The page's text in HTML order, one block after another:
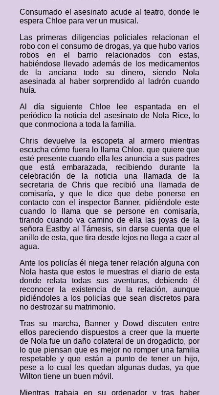
Consumado el asesinato acude al teatro, donde le
espera Chloe para ver un musical.
Las primeras diligencias policiales relacionan el
robo con el consumo de drogas, ya que hubo varios
robos en el barrio relacionados con estas,
habiéndose llevado además de los medicamentos
de la anciana todo su dinero, siendo Nola
asesinada al haber sorprendido al ladrón cuando
huía.
Al día siguiente Chloe lee espantada en el
periódico la noticia del asesinato de Nola Rice, lo
que conmociona a toda la familia.
Chris devuelve la escopeta al armero mientras
escucha cómo fuera lo llama Chloe, que quiere que
esté presente cuando ella les anuncia a sus padres
que está embarazada, recibiendo durante la
celebración de la noticia una llamada de la
secretaria de Chris que recibió una llamada de
comisaría, y que le dice que debe ponerse en
contacto con el inspector Banner, pidiéndole este
cuando lo llama que se persone en comisaría,
tirando cuando va camino de ella las joyas de la
señora Eastby al Támesis, sin darse cuenta que el
anillo de esta, que tira desde lejos no llega a caer al
agua.
Ante los policías él niega tener relación alguna con
Nola hasta que estos le muestras el diario de esta
donde relata todas sus aventuras, debiendo él
reconocer la existencia de la relación, aunque
pidiéndoles a los policías que sean discretos para
no destrozar su matrimonio.
Tras su marcha, Banner y Dowd discuten entre
ellos pareciendo dispuestos a creer que la muerte
de Nola fue un daño colateral de un drogadicto, por
lo que piensan que es mejor no romper una familia
respetable y que están a punto de tener un hijo,
pese a lo cual les quedan algunas dudas, ya que
Wilton tiene un buen móvil.
Mientras trabaja en su ordenador y tras haber